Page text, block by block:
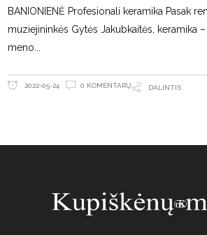
BANIONIENĖ Profesionali keramika Pasak
muziejininkės Gytės Jakubkaitės, keramika
meno
2022-05-24 0 KOMENTARŲ DALINTIS